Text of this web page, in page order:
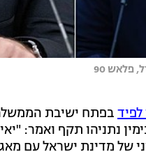
פלאש 90
בפתח ישיבת
נתניהו תקף ואמר:
של מדינת ישראל עם